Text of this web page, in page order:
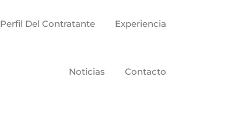
Perfil Del Contratante Experiencia
Noticias Contacto